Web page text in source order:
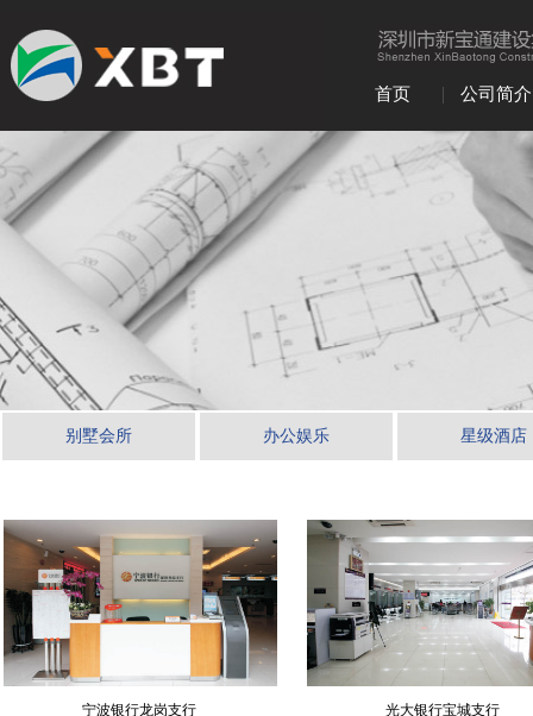
首页 | 公司简介
别墅会所 办公娱乐 星级酒店
宁波银行龙岗支行 光大银行宝城支行